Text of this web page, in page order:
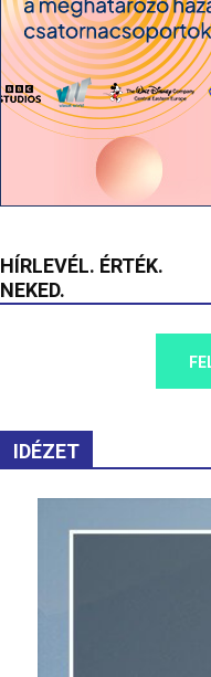
HÍRLEVÉL. ÉRTÉK.
NEKED.
IDÉZET